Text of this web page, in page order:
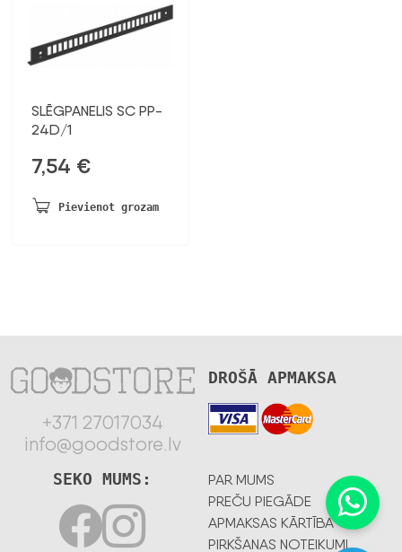
SLĒGPANELIS SC PP-
24D/1
7,54 €
Pievienot grozam
+371 27017034
info@goodstore.lv
DROŠĀ APMAKSA
PAR MUMS
PREČU PIEGĀDE
APMAKSAS KĀRTĪBA
PIRKŠANAS NOTEIKUMI
SEKO MUMS: